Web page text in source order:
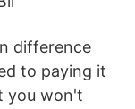
difference
to paying it
you won't